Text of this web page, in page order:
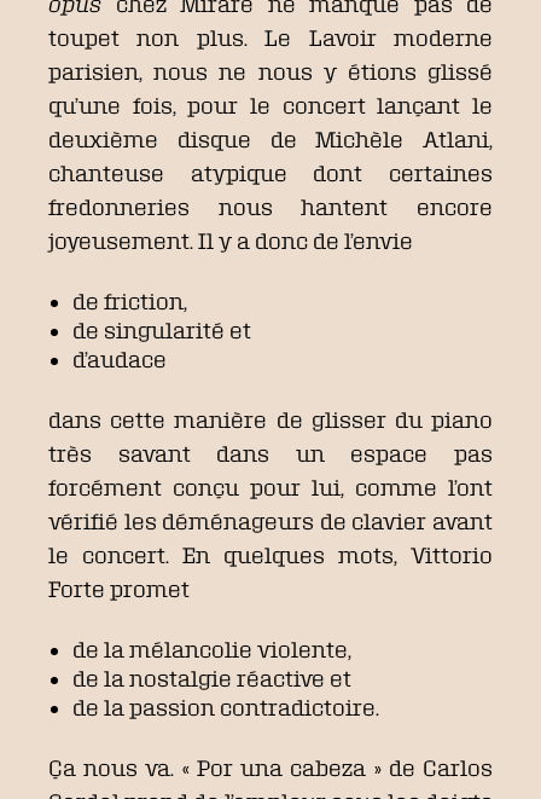
toupet non plus. Le Lavoir moderne
parisien, nous ne nous y étions glissé
qu’une fois, pour le concert lançant le
deuxième disque de Michèle Atlani,
chanteuse atypique dont certaines
fredonneries nous hantent encore
joyeusement. Il y a donc de l’envie
de friction,
de singularité et
d’audace
dans cette manière de glisser du piano
très savant dans un espace pas
forcément conçu pour lui, comme l’ont
vérifié les déménageurs de clavier avant
le concert. En quelques mots, Vittorio
Forte promet
de la mélancolie violente,
de la nostalgie réactive et
de la passion contradictoire.
Ça nous va. « Por una cabeza » de Carlos